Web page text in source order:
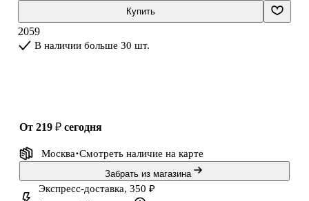
основного общего образования. Политическое устройство мира
отражено на картах по состоянию на октябрь 2022 г.
Купить
2059
В наличии больше 30 шт.
от 219 ₽ сегодня
Москва Смотреть наличие на карте
Забрать из магазина
Экспресс-доставка, 350 ₽